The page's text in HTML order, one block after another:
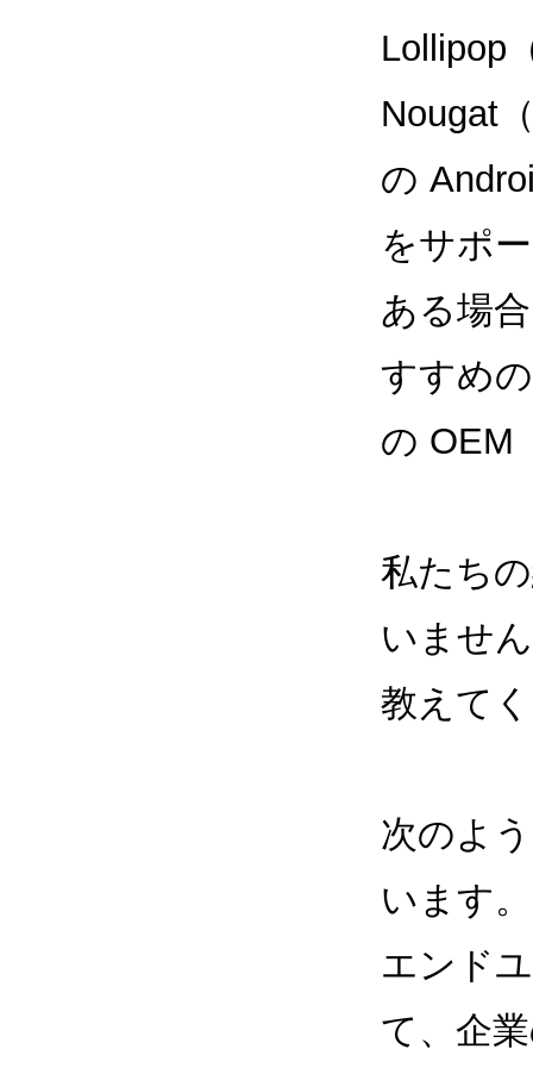
Lollipop
Nougat
の
をサポ
ある場
すすめ
の OEM
私たち
いませ
教えて
次のよ
います。
エンド
て、企